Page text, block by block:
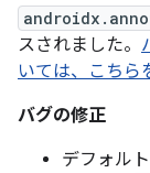
スされました。
いては、こちら
バグの修正
デフォル